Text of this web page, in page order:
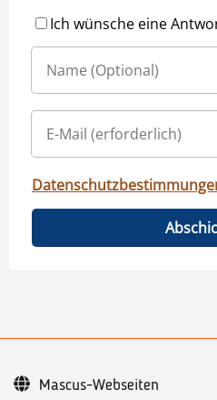
Ich wünsche eine
Mascus-Webseiten